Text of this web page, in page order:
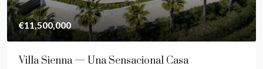
€11,500,000
Villa Sienna — Una Sensacional Casa